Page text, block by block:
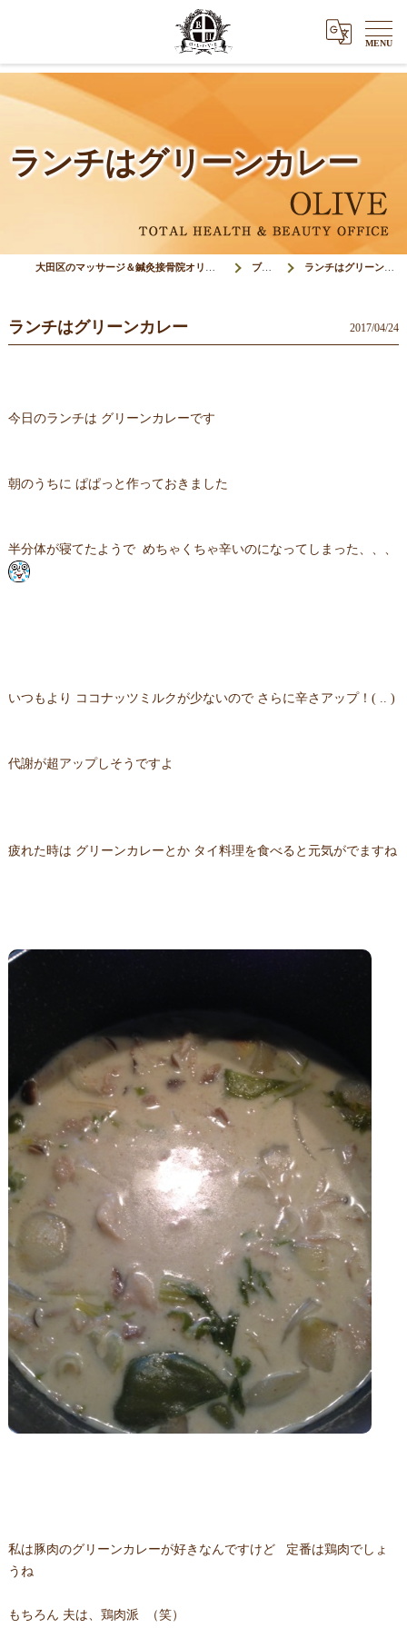
ランチはグリーンカレー
ブログ ランチはグリーンカレー
ランチはグリーンカレー 2017/04/24
今日のランチは グリーンカレーです
朝のうちに ぱぱっと作っておきました
半分体が寝てたようで めちゃくちゃ辛いのになってしまった、、、
いつもより ココナッツミルクが少ないので さらに辛さアップ！( .. )
代謝が超アップしそうですよ
疲れた時は グリーンカレーとか タイ料理を食べると元気がでますね
私は豚肉のグリーンカレーが好きなんですけど 定番は鶏肉でしょ
うね
もちろん 夫は、鶏肉派 （笑）